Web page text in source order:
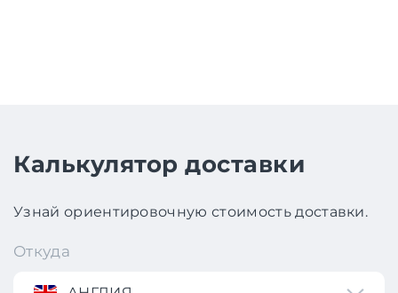
Калькулятор доставки
Узнай ориентировочную стоимость доставки.
Откуда